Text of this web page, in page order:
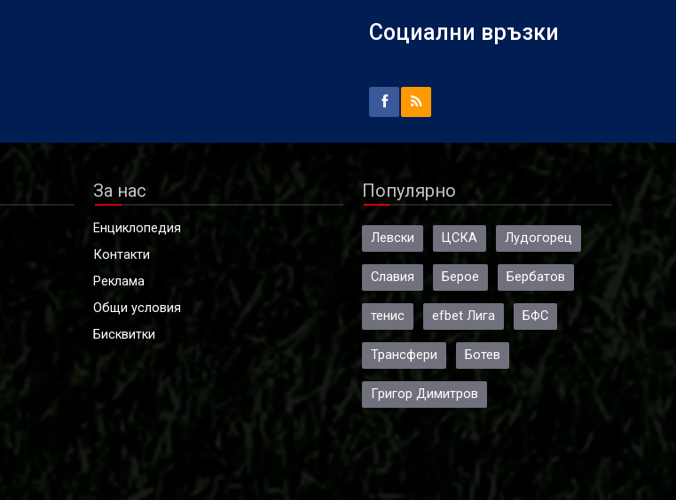
Социални връзки
За нас
Енциклопедия
Контакти
Реклама
Общи условия
Бисквитки
Популярно
Левски ЦСКА Лудогорец
Славия Берое Бербатов
тенис efbet Лига БФС
Трансфери Ботев
Григор Димитров